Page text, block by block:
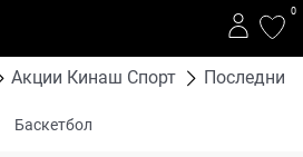
0
Акции Кинаш Спорт Последние
Баскетбол